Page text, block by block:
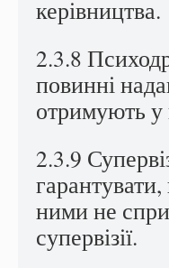
керівництва.
2.3.8
повинні
отримують у
2.3.9
ними не
супервізії.